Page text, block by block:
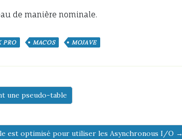
de manière nominale.
PRO MACOS
MOJAVE
une pseudo-table
est optimisé pour utiliser les Asynchronous I/O →